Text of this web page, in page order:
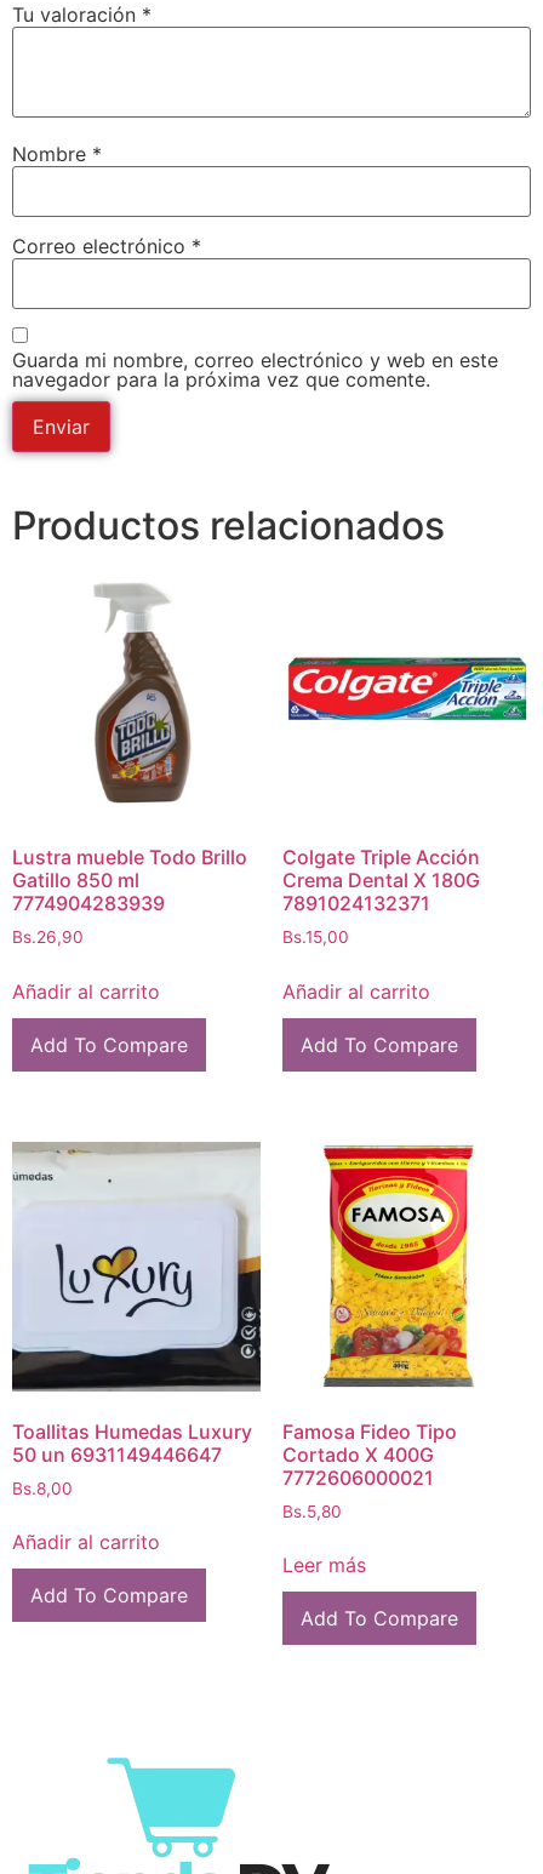
Tu valoración *
Nombre *
Correo electrónico *
Guarda mi nombre, correo electrónico y web en este
navegador para la próxima vez que comente.
Productos relacionados
Lustra mueble Todo Brillo
Gatillo 850 ml
7774904283939
Bs.26,90
Añadir al carrito
Add To Compare
Colgate Triple Acción
Crema Dental X 180G
7891024132371
Bs.15,00
Añadir al carrito
Add To Compare
Toallitas Humedas Luxury
50 un 6931149446647
Bs.8,00
Añadir al carrito
Add To Compare
Famosa Fideo Tipo
Cortado X 400G
7772606000021
Bs.5,80
Leer más
Add To Compare